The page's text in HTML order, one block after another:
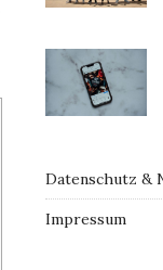
Datenschutz &
Impressum